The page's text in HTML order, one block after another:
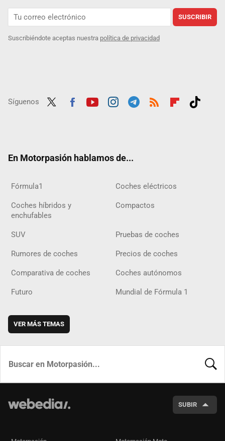
SUSCRIBIR
Suscribiéndote aceptas nuestra política de privacidad
Síguenos
En Motorpasión hablamos de...
Fórmula1 Coches eléctricos
Coches híbridos y
enchufables
Compactos
SUV Pruebas de coches
Rumores de coches Precios de coches
Comparativa de coches Coches autónomos
Futuro Mundial de Fórmula 1
VER MÁS TEMAS
SUBIR